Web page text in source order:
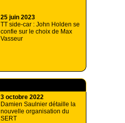
25 juin 2023
TT side-car : John Holden se
confie sur le choix de Max
Vasseur
3 octobre 2022
Damien Saulnier détaille la
nouvelle organisation du
SERT